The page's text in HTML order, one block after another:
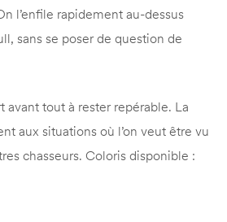
l’enfile rapidement au-dessus
sans se poser de question de
avant tout à rester repérable. La
aux situations où l’on veut être vu
chasseurs. Coloris disponible :